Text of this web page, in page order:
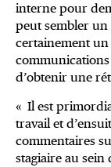
interne pour
peut sembler
certainement
communications
d’obtenir une
« Il est
travail et
commentaires
stagiaire au sein